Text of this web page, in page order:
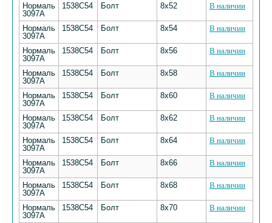
Нормаль
3097А
1538С54 Болт 8х52 В наличии
Нормаль
3097А
1538С54 Болт 8х54 В наличии
Нормаль
3097А
1538С54 Болт 8х56 В наличии
Нормаль
3097А
1538С54 Болт 8х58 В наличии
Нормаль
3097А
1538С54 Болт 8х60 В наличии
Нормаль
3097А
1538С54 Болт 8х62 В наличии
Нормаль
3097А
1538С54 Болт 8х64 В наличии
Нормаль
3097А
1538С54 Болт 8х66 В наличии
Нормаль
3097А
1538С54 Болт 8х68 В наличии
Нормаль
3097А
1538С54 Болт 8х70 В наличии